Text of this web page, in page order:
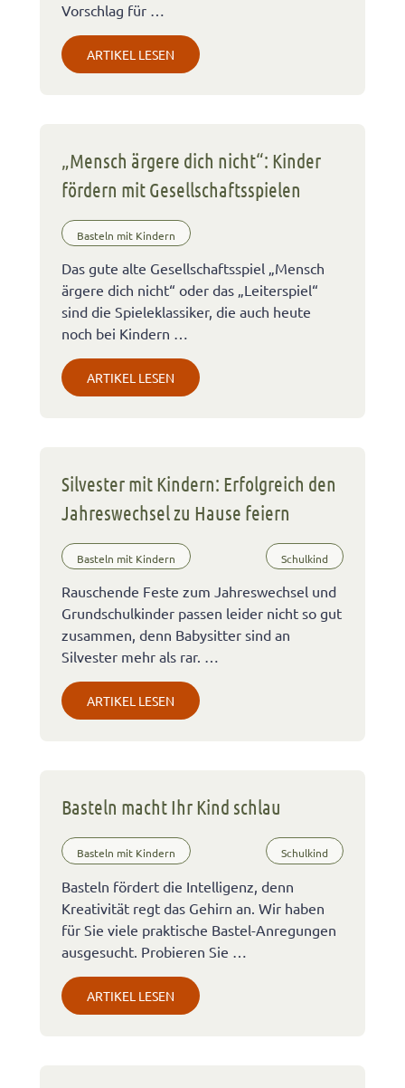
Vorschlag für …
ARTIKEL LESEN
„Mensch ärgere dich nicht“: Kinder
fördern mit Gesellschaftsspielen
Basteln mit Kindern
Das gute alte Gesellschaftsspiel „Mensch
ärgere dich nicht“ oder das „Leiterspiel“
sind die Spieleklassiker, die auch heute
noch bei Kindern …
ARTIKEL LESEN
Silvester mit Kindern: Erfolgreich den
Jahreswechsel zu Hause feiern
Basteln mit Kindern Schulkind
Rauschende Feste zum Jahreswechsel und
Grundschulkinder passen leider nicht so gut
zusammen, denn Babysitter sind an
Silvester mehr als rar. …
ARTIKEL LESEN
Basteln macht Ihr Kind schlau
Basteln mit Kindern Schulkind
Basteln fördert die Intelligenz, denn
Kreativität regt das Gehirn an. Wir haben
für Sie viele praktische Bastel-Anregungen
ausgesucht. Probieren Sie …
ARTIKEL LESEN